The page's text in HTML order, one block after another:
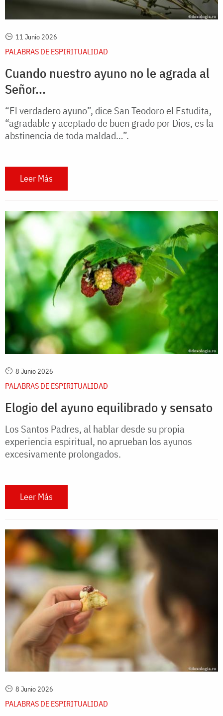
11 Junio 2026
PALABRAS DE ESPIRITUALIDAD
Cuando nuestro ayuno no le agrada al
Señor...
“El verdadero ayuno”, dice San Teodoro el Estudita,
“agradable y aceptado de buen grado por Dios, es la
abstinencia de toda maldad…”.
Leer Más
8 Junio 2026
PALABRAS DE ESPIRITUALIDAD
Elogio del ayuno equilibrado y sensato
Los Santos Padres, al hablar desde su propia
experiencia espiritual, no aprueban los ayunos
excesivamente prolongados.
Leer Más
8 Junio 2026
PALABRAS DE ESPIRITUALIDAD